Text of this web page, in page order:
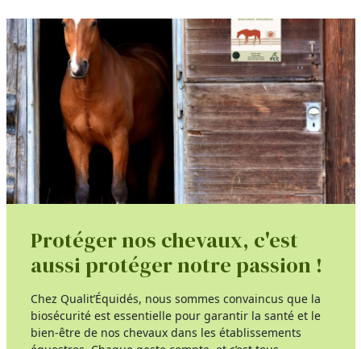
Protéger nos chevaux, c'est
aussi protéger notre passion !
Chez Qualit’Équidés, nous sommes convaincus que la
biosécurité est essentielle pour garantir la santé et le
bien-être de nos chevaux dans les établissements